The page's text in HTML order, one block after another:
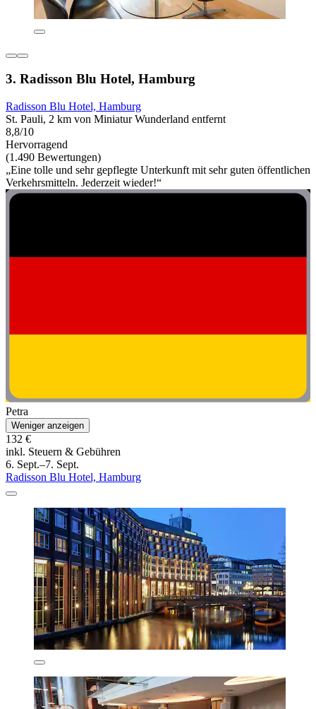
3. Radisson Blu Hotel, Hamburg
Radisson Blu Hotel, Hamburg
St. Pauli, 2 km von Miniatur Wunderland entfernt
8,8/10
Hervorragend
(1.490 Bewertungen)
„Eine tolle und sehr gepflegte Unterkunft mit sehr guten öffentlichen
Verkehrsmitteln. Jederzeit wieder!“
Petra
Weniger anzeigen
132 €
inkl. Steuern & Gebühren
6. Sept.–7. Sept.
Radisson Blu Hotel, Hamburg